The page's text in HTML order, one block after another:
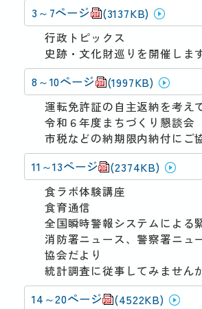
3～7ページ (3137KB)
行政トピックス
史跡・文化財巡りを開催しま
8～10ページ (1997KB)
運転免許証の自主返納を考え
令和６年度まちづくり懇談会
市税などの納期限内納付にご
11～13ページ (2374KB)
食ラボ体験講座
食育通信
全国瞬時警報システムによる
消防署ニュース、警察署ニュ
協会だより
統計調査に従事してみません
14～20ページ (4522KB)